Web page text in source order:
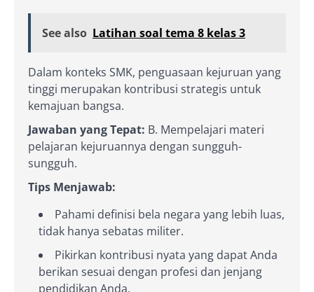
See also Latihan soal tema 8 kelas 3
Dalam konteks SMK, penguasaan kejuruan yang
tinggi merupakan kontribusi strategis untuk
kemajuan bangsa.
Jawaban yang Tepat: B. Mempelajari materi
pelajaran kejuruannya dengan sungguh-
sungguh.
Tips Menjawab:
Pahami definisi bela negara yang lebih luas,
tidak hanya sebatas militer.
Pikirkan kontribusi nyata yang dapat Anda
berikan sesuai dengan profesi dan jenjang
pendidikan Anda.